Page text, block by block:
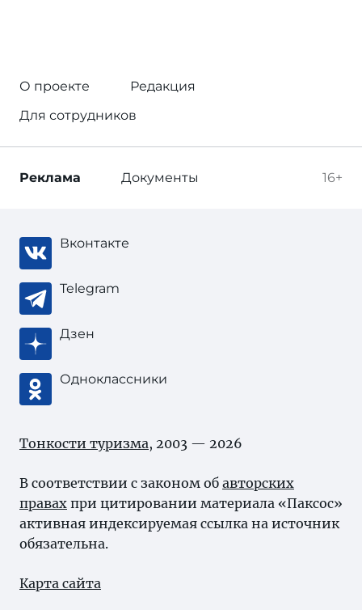
О проекте
Редакция
Для сотрудников
16+
Реклама Документы
Вконтакте
Telegram
Дзен
Одноклассники
Тонкости туризма, 2003 — 2026
В соответствии с законом об авторских
правах при цитировании материала «Паксос»
активная индексируемая ссылка на источник
обязательна.
Карта сайта